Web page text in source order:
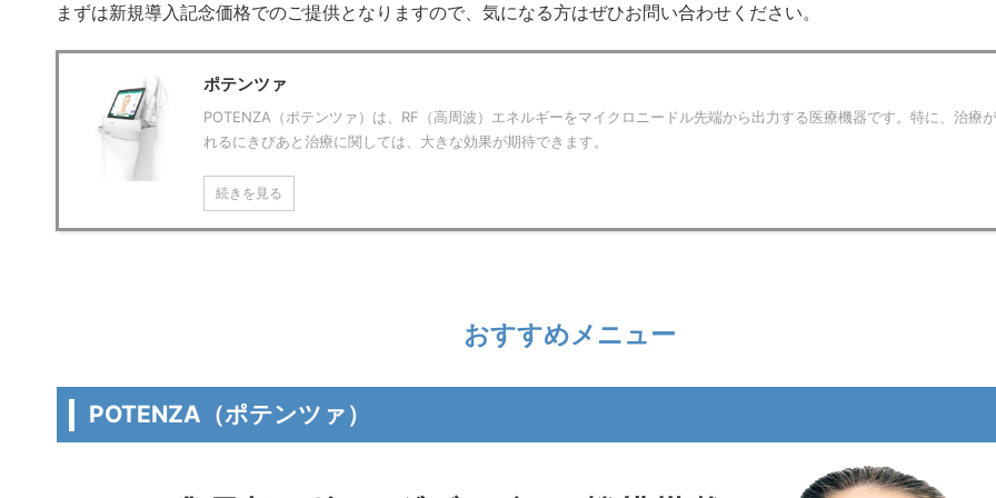
まずは新規導入記念価格でのご提供となりますので、気になる方はぜひお問い合わせください。
ポテンツァ
POTENZA（ポテンツァ）は、RF（高周波）エネルギーをマイクロニードル先端から出力する医療機器です。特に、治療
れるにきびあと治療に関しては、大きな効果が期待できます。
続きを見る
おすすめメニュー
POTENZA（ポテンツァ）